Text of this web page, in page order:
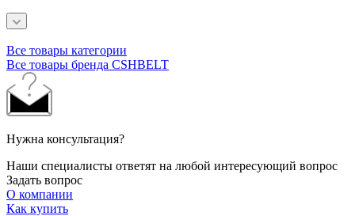
Все товары категории
Все товары бренда CSHBELT
Нужна консультация?
Наши специалисты ответят на любой интересующий вопрос
Задать вопрос
О компании
Как купить